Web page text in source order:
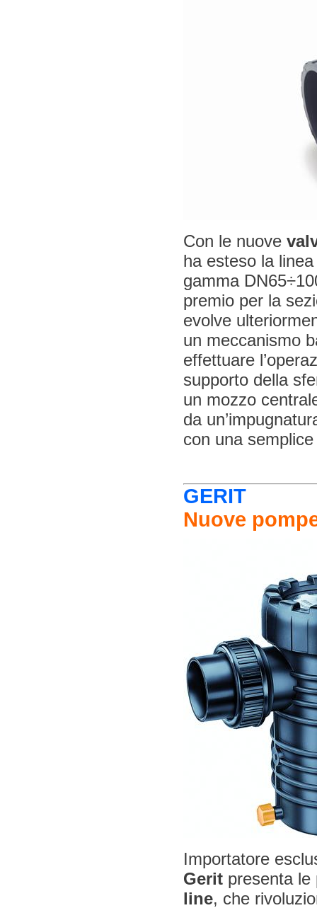
Con le nuove
ha esteso la
gamma
premio per la
evolve
un meccanismo
effettuare
supporto della
un mozzo
da
con una
GERIT
Nuove
Importatore
Gerit presenta
line, che